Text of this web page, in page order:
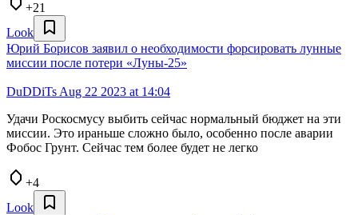
+21
Look
Юрий Борисов заявил о необходимости форсировать лунные
миссии после потери «Луны-25»
DuDDiTs Aug 22 2023 at 14:04
Удачи Роскосмусу выбить сейчас нормальный бюджет на эти
миссии. Это ираньше сложно было, особенно после аварии
Фобос Грунт. Сейчас тем более будет не легко
+4
Look